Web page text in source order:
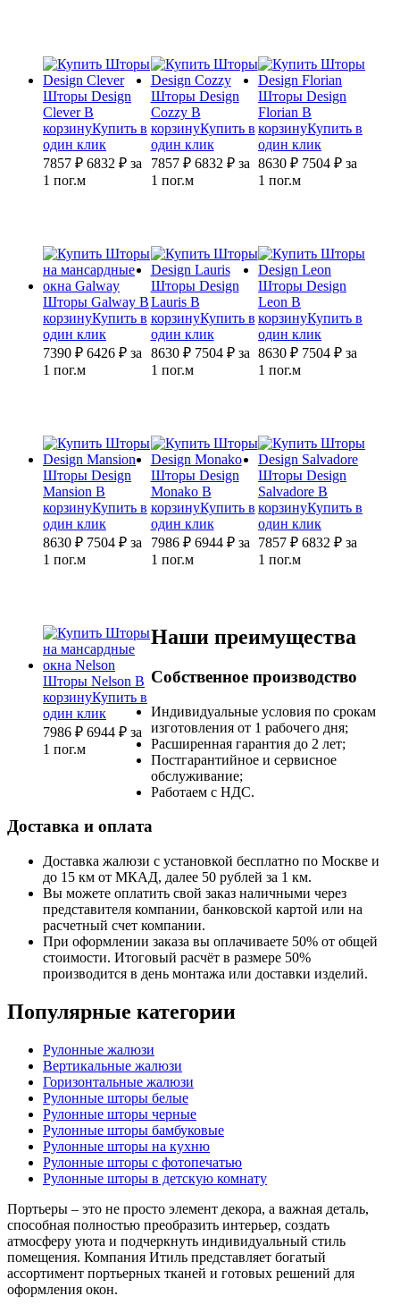
Шторы Design
CleverВ
корзинуКупить в
один клик
7857 ₽ 6832 ₽ за
1 пог.м
Шторы Design
Cozzy В
корзинуКупить в
один клик
7857 ₽ 6832 ₽ за
1 пог.м
Шторы Design
FlorianВ
корзинуКупить в
один клик
8630 ₽ 7504₽ за
1 пог.м
Шторы Galway В
корзинуКупить в
один клик
7390 ₽ 6426 ₽ за
1 пог.м
Шторы Design
Lauris В
корзинуКупить в
один клик
8630 ₽ 7504 ₽ за
1 пог.м
Шторы Design
LeonВ
корзинуКупить в
один клик
8630 ₽ 7504₽ за
1 пог.м
Шторы Design
Mansion В
корзинуКупить в
один клик
8630 ₽ 7504 ₽ за
1 пог.м
Шторы Design
Monako В
корзинуКупить в
один клик
7986 ₽ 6944 ₽ за
1 пог.м
Шторы Design
SalvadoreВ
корзинуКупить в
один клик
7857 ₽ 6832₽ за
1 пог.м
Шторы Nelson В
корзинуКупить в
один клик
7986 ₽ 6944 ₽ за
1 пог.м
Наши преимущества
Собственное производство
Индивидуальные условия по срокам
изготовления от 1 рабочего дня;
Расширенная гарантия до 2 лет;
Постгарантийное и сервисное
обслуживание;
Работаем с НДС.
Доставка и оплата
Доставка жалюзи с установкой бесплатно по Москве и
до 15 км от МКАД, далее 50 рублей за 1 км.
Вы можете оплатить свой заказ наличными через
представителя компании, банковской картой или на
расчетный счет компании.
При оформлении заказа вы оплачиваете 50% от общей
стоимости. Итоговый расчёт в размере 50%
производится в день монтажа или доставки изделий.
Популярные категории
Рулонные жалюзи
Вертикальные жалюзи
Горизонтальные жалюзи
Рулонные шторы белые
Рулонные шторы черные
Рулонные шторы бамбуковые
Рулонные шторы на кухню
Рулонные шторы с фотопечатью
Рулонные шторы в детскую комнату
Портьеры – это не просто элемент декора, а важная деталь,
способная полностью преобразить интерьер, создать
атмосферу уюта и подчеркнуть индивидуальный стиль
помещения. Компания Итиль представляет богатый
ассортимент портьерных тканей и готовых решений для
оформления окон.